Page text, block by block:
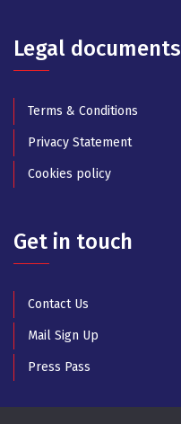
Legal documents
Terms & Conditions
Privacy Statement
Cookies policy
Get in touch
Contact Us
Mail Sign Up
Press Pass